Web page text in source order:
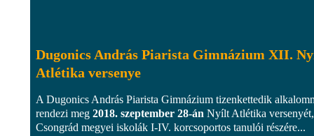
Dugonics András Piarista Gimnázium XII.
Atlétika versenye
A Dugonics András Piarista Gimnázium tizenkettedik
rendezi meg 2018. szeptember 28-án Nyílt Atlétika
Csongrád megyei iskolák I-IV. korcsoportos tanulói részére...